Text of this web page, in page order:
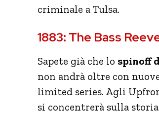
criminale a Tulsa.
1883: The Bass
Sapete già che lo spinoff
non andrà oltre con
limited series. Agli
si concentrerà sulla